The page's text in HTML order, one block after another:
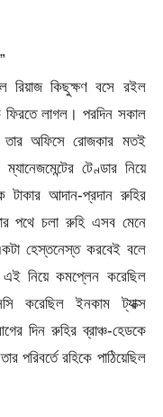
রিয়াজ কিছুক্ষণ বসে রইল
ফিরতে লাগল। পরদিন সকাল
তার অফিসে রোজকার মতই
টেণ্ডার নিয়ে
টাকার আদান-প্রদান রুহির
পথে চলা রুহি এসব মেনে
হেস্তনেস্ত করবেই বলে
নিয়ে কমপ্লেন করেছিল
করেছিল ইনকাম ট্যাক্স
দিন রুহির ব্রাঞ্চ-হেডকে
পরিবর্তে রহিকে পাঠিয়েছিল